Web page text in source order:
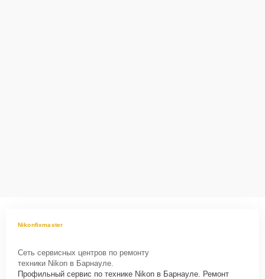
Nikonfixmaster
Сеть сервисных центров по ремонту
техники Nikon в Барнауле.
Профильный сервис по технике Nikon в Барнауле. Ремонт